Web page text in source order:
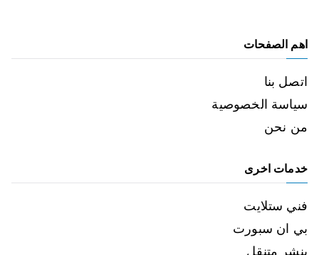
اهم الصفحات
اتصل بنا
سياسة الخصوصية
من نحن
خدمات اخرى
فني ستلايت
بي ان سبورت
بنشر متنقل